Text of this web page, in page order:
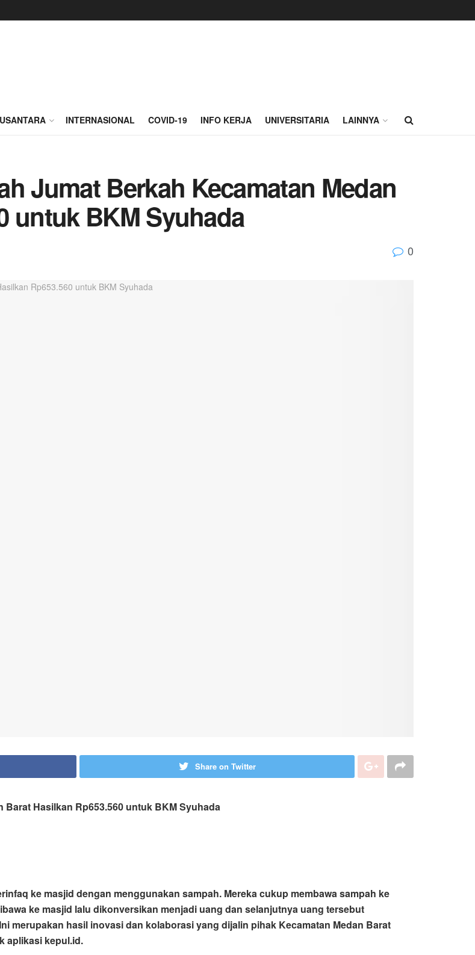
INTERNASIONAL COVID-19 INFO KERJA UNIVERSITARIA LAINNYA
Jumat Berkah Kecamatan Medan
untuk BKM Syuhada
0
Share on Twitter
Hasilkan Rp653.560 untuk BKM Syuhada
ke masjid dengan menggunakan sampah. Mereka cukup membawa sampah ke
ke masjid lalu dikonversikan menjadi uang dan selanjutnya uang tersebut
merupakan hasil inovasi dan kolaborasi yang dijalin pihak Kecamatan Medan Barat
aplikasi kepul.id.